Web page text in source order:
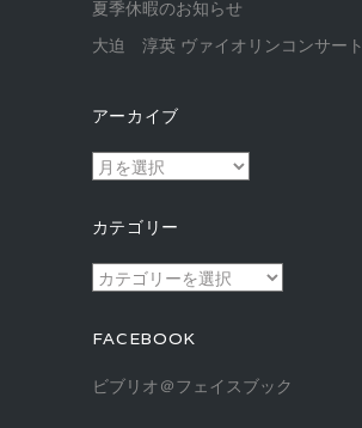
夏季休暇のお知らせ
大迫 淳英 ヴァイオリンコンサート
アーカイブ
ア
ー
イ
ブ
カテゴリー
カ
テ
リ
ー
FACEBOOK
ビブリオ＠フェイスブック